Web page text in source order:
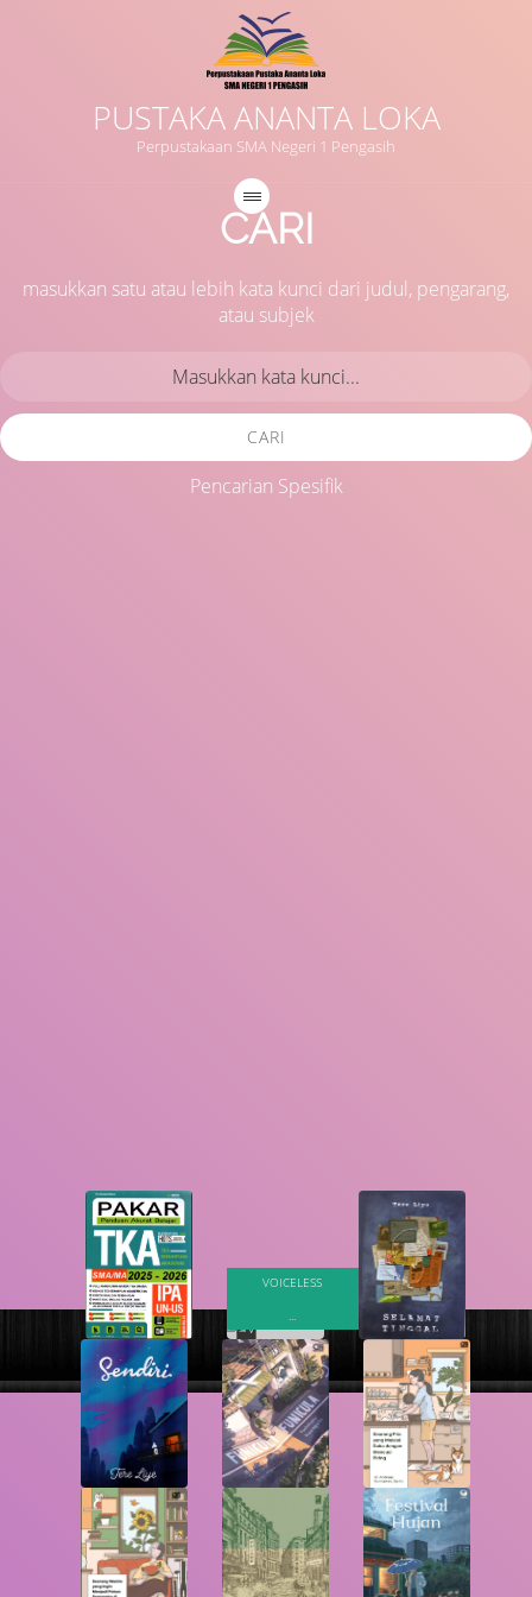
PUSTAKA ANANTA LOKA
Perpustakaan SMA Negeri 1 Pengasih
CARI
masukkan satu atau lebih kata kunci dari judul, pengarang,
atau subjek
CARI
Pencarian Spesifik
VOICELESS
...